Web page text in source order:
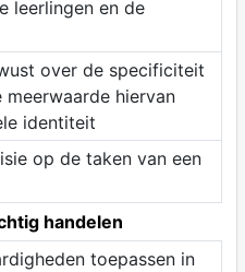
leerlingen en de
over de specificiteit
hiervan
identiteit
op de taken van een
handelen
toepassen in